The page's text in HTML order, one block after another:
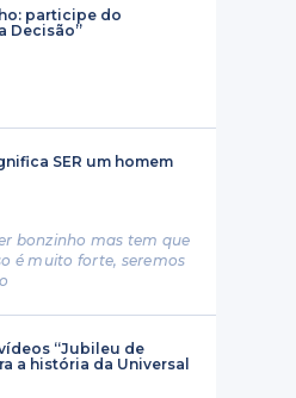
participe do
Decisão”
SER um homem
bonzinho mas tem que
é muito forte, seremos
“Jubileu de
a história da Universal